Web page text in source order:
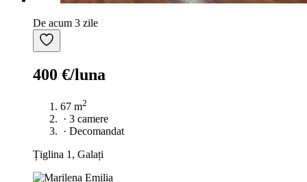
De acum 3 zile
400 €/luna
67 m2
· 3 camere
· Decomandat
Țiglina 1, Galați